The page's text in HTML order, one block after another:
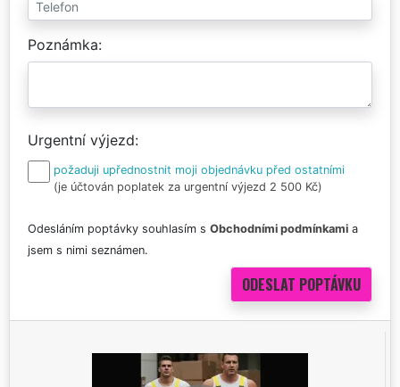
Poznámka
Urgentní výjezd
požaduji upřednostnit moji objednávku před ostatními
(je účtován poplatek za urgentní výjezd 2 500 Kč)
Odesláním poptávky souhlasím s Obchodními podmínkami a
jsem s nimi seznámen.